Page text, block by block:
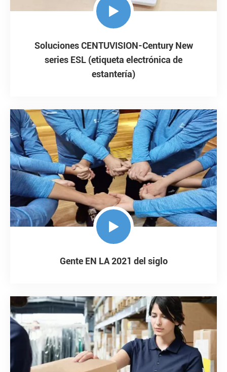

Soluciones CENTUVISION-Century New
series ESL (etiqueta electrónica de
estantería)

Gente EN LA 2021 del siglo